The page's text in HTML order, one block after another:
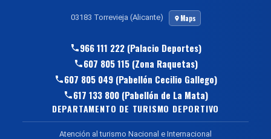
03183 Torrevieja (Alicante) Maps
966 111 222 (Palacio Deportes)
607 805 115 (Zona Raquetas)
607 805 049 (Pabellón Cecilio Gallego)
617 133 800 (Pabellón de La Mata)
DEPARTAMENTO DE TURISMO DEPORTIVO
Atención al turismo Nacional e Internacional